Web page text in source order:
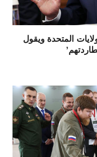
المتحدة ويقول